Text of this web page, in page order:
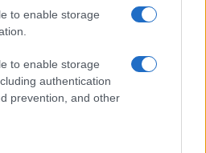
to enable storage
to enable storage
authentication
prevention, and other
E NOTIFICHE
DEL SITO